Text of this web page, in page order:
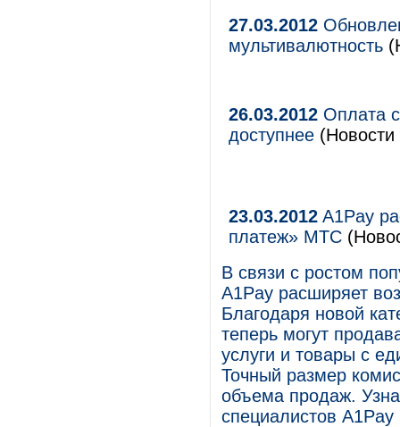
27.03.2012
мультивалютность
26.03.2012 Оплата
доступнее (Новости
23.03.2012 A1Pay
платеж» МТС
В связи с ростом
A1Pay расширяет
Благодаря новой
теперь могут
услуги и товары с
Точный размер
объема продаж.
специалистов